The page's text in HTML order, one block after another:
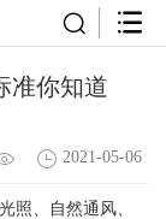
准你知道
2021-05-06
照、自然通风、